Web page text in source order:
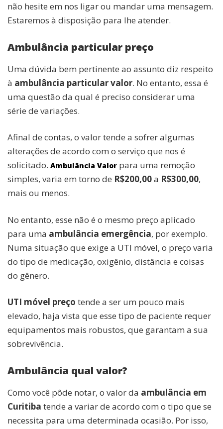
não hesite em nos ligar ou mandar uma mensagem.
Estaremos à disposição para lhe atender.
Ambulância particular preço
Uma dúvida bem pertinente ao assunto diz respeito
à ambulância particular valor. No entanto, essa é
uma questão da qual é preciso considerar uma
série de variações.
Afinal de contas, o valor tende a sofrer algumas
alterações de acordo com o serviço que nos é
solicitado. Ambulância Valor para uma remoção
simples, varia em torno de R$200,00a R$300,00,
mais ou menos.
No entanto, esse não é o mesmo preço aplicado
para uma ambulância emergência, por exemplo.
Numa situação que exige a UTI móvel, o preço varia
do tipo de medicação, oxigênio, distância e coisas
do gênero.
UTI móvel preço tende a ser um pouco mais
elevado, haja vista que esse tipo de paciente requer
equipamentos mais robustos, que garantam a sua
sobrevivência.
Ambulância qual valor?
Como você pôde notar, o valor da ambulância em
Curitiba tende a variar de acordo com o tipo que se
necessita para uma determinada ocasião. Por isso,